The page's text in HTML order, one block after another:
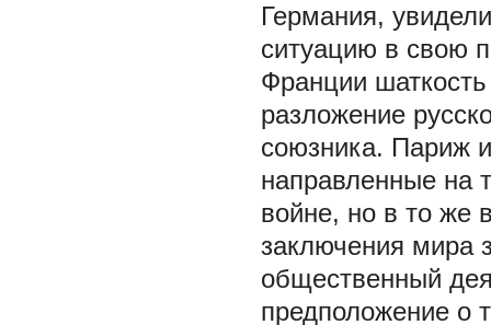
Германия,
ситуацию в свою
Франции
разложение
союзника. Париж
направленные на
войне, но в то же
заключения мира
общественный
предположение о